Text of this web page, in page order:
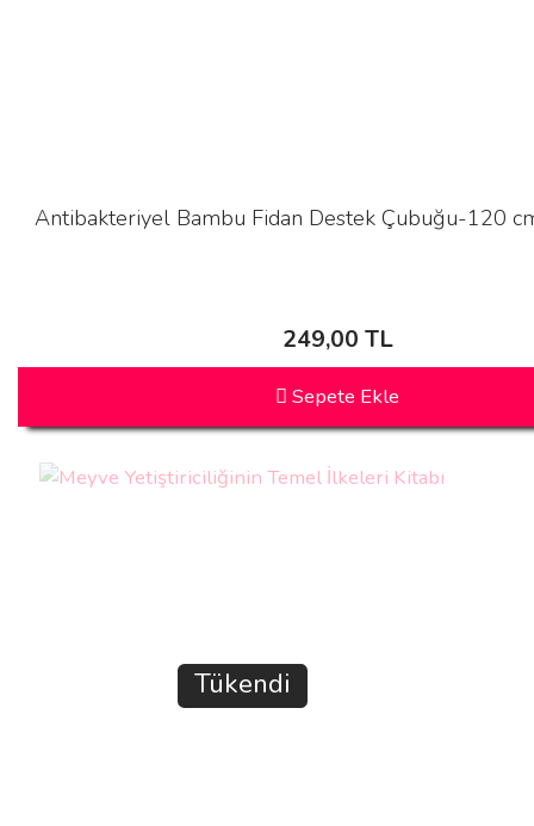
Antibakteriyel Bambu Fidan Destek Çubuğu-120
249,00 TL
Sepete Ekle
Tükendi